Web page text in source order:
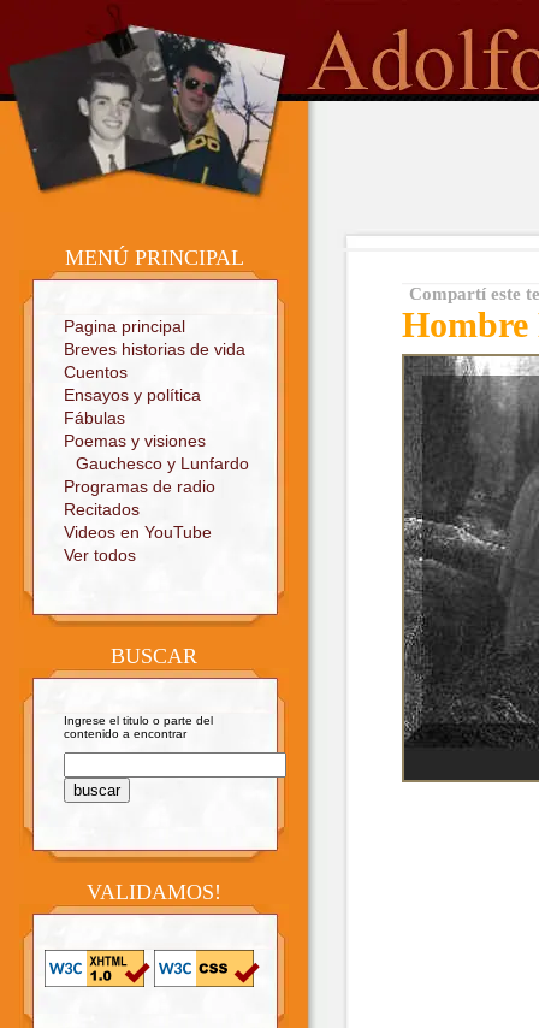
Sitio oficial
MENÚ PRINCIPAL
Pagina principal
Breves historias de vida
Cuentos
Ensayos y política
Fábulas
Poemas y visiones
Gauchesco y Lunfardo
Programas de radio
Recitados
Videos en YouTube
Ver todos
BUSCAR
Ingrese el titulo o parte del
contenido a encontrar
VALIDAMOS!
Compartí este
Hombre